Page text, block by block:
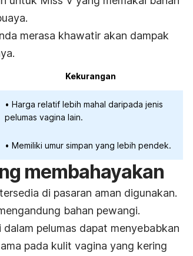
merasa khawatir akan dampak
Kekurangan
Harga relatif lebih mahal daripada jenis
pelumas vagina lain.
Memiliki umur simpan yang lebih pendek.
membahayakan
di pasaran aman digunakan.
bahan pewangi.
dalam pelumas dapat menyebabkan
pada kulit vagina yang kering